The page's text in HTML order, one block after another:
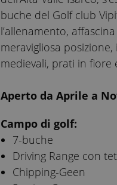
buche del Golf club
l’allenamento,
meravigliosa
medievali, prati in fiore
Aperto da Aprile a
Campo di golf:
7-buche
Driving Range con
Chipping-Geen